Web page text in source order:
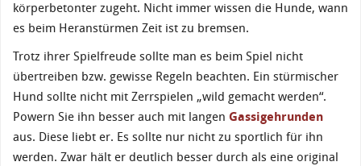
körperbetonter zugeht. Nicht immer wissen die Hunde, wann
es beim Heranstürmen Zeit ist zu bremsen.
Trotz ihrer Spielfreude sollte man es beim Spiel nicht
übertreiben bzw. gewisse Regeln beachten. Ein stürmischer
Hund sollte nicht mit Zerrspielen „wild gemacht werden“.
Powern Sie ihn besser auch mit langen Gassigehrunden
aus. Diese liebt er. Es sollte nur nicht zu sportlich für ihn
werden. Zwar hält er deutlich besser durch als eine original